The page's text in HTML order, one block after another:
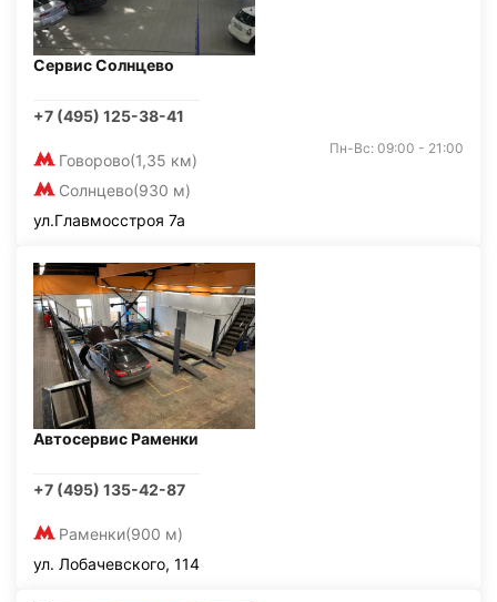
Сервис Солнцево
+7 (495) 125-38-41
Говорово(1,35 км)
Солнцево(930 м)
Пн-Вс: 09:00 - 21:00
ул.Главмосстроя 7а
Автосервис Раменки
+7 (495) 135-42-87
Раменки(900 м)
ул. Лобачевского, 114